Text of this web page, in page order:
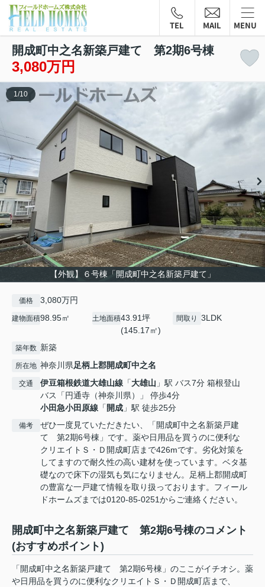
TEL MAIL MENU
開成町中之名新築戸建て 第2期6号棟
3,080万円
【外観】６号棟「開成町中之名新築戸建て」
1 /10
価格 3,080万円
建物面積98.95㎡ 土地面積43.91坪
(145.17㎡)
間取り 3LDK
築年数 新築
所在地 神奈川県足柄上郡開成町中之名
交通 伊豆箱根鉄道大雄山線 「大雄山 」駅 バス7分 箱根登山
バス「円通寺（神奈川県）」 停歩4分
小田急小田原線 「 開成 」駅 徒歩25分
備考
ぜひ一度見ていただきたい、「開成町中之名新築戸建
て 第2期6号棟」です。薬や日用品を買うのに便利な
クリエイトＳ・Ｄ開成町店まで426mです。劣化対策を
してますので耐久性の高い建材を使っています。ベタ基
礎なので床下の湿気も気になりません。足柄上郡開成町
の豊富な一戸建て情報を取り扱っております。フィール
ドホームズまでは0120-85-0251からご連絡ください。
開成町中之名新築戸建て 第2期6号棟のコメント
(おすすめポイント)
「開成町中之名新築戸建て 第2期6号棟」のここがイチオシ。薬
や日用品を買うのに便利なクリエイトＳ・Ｄ開成町店まで、